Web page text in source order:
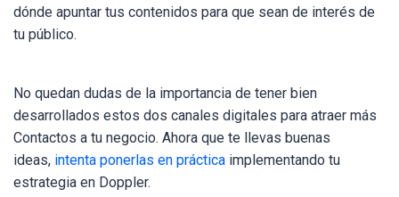
dónde apuntar tus contenidos para que sean de interés de
tu público.
No quedan dudas de la importancia de tener bien
desarrollados estos dos canales digitales para atraer más
Contactos a tu negocio. Ahora que te llevas buenas
ideas, intenta ponerlas en práctica implementando tu
estrategia en Doppler.